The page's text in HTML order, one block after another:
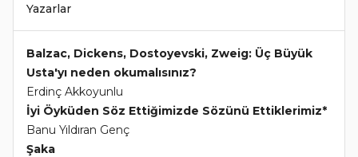
Yazarlar
Balzac, Dickens, Dostoyevski, Zweig: Üç Büyük
Usta'yı neden okumalısınız?
Erdinç Akkoyunlu
İyi Öyküden Söz Ettiğimizde Sözünü Ettiklerimiz*
Banu Yıldıran Genç
Şaka